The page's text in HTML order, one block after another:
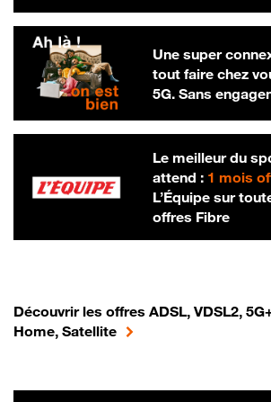
Une super
tout faire chez
5G. Sans
Le meilleur du
attend : 1 mois
L’Équipe sur
offres Fibre
Découvrir les offres ADSL, VDSL2,
Home, Satellite